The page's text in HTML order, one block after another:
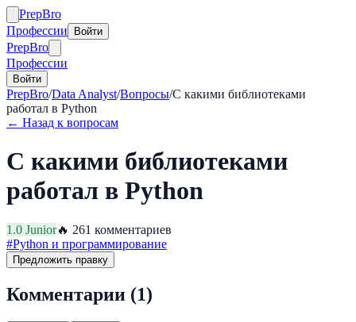
PrepBro
Профессии
Войти
PrepBro
Профессии
Войти
PrepBro/Data Analyst/Вопросы/С какими библиотеками
работал в Python
← Назад к вопросам
С какими библиотеками
работал в Python
1.0 Junior🔥 261 комментариев
#Python и программирование
Предложить правку
Комментарии (1)